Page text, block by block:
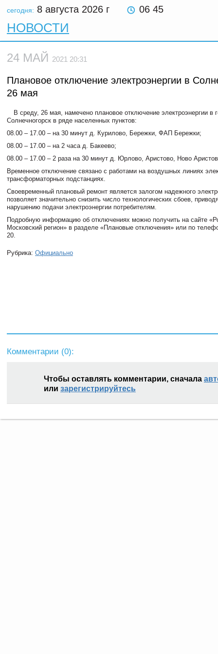
сегодня: 8 августа 2026 г 06 45
НОВОСТИ
24 МАЙ 2021 20:31
Плановое отключение электроэнергии в
26 мая
В среду, 26 мая, намечено плановое отключение электроэнергии в
Солнечногорск в ряде населенных пунктов:
08.00 – 17.00 – на 30 минут д. Курилово, Бережки, ФАП Бережки;
08.00 – 17.00 – на 2 часа д. Бакеево;
08.00 – 17.00 – 2 раза на 30 минут д. Юрлово, Аристово, Ново
Временное отключение связано с работами на воздушных линиях
трансформаторных подстанциях.
Своевременный плановый ремонт является залогом надежного
позволяет значительно снизить число технологических сбоев,
нарушению подачи электроэнергии потребителям.
Подробную информацию об отключениях можно получить на сайте
Московский регион» в разделе «Плановые отключения» или по
20.
Рубрика: Официально
Комментарии (0):
Чтобы оставлять комментарии, сначала
или зарегистрируйтесь